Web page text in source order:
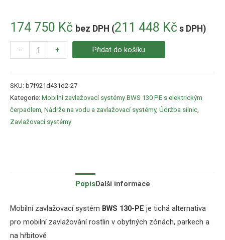
174 750 Kč bez DPH (211 448 Kč s DPH)
- + Přidat do košíku
SKU: b7f921d431d2-27
Kategorie: Mobilní zavlažovací systémy BWS 130 PE s elektrickým
čerpadlem Nádrže na vodu a zavlažovací systémy, Údržba silnic
Zavlažovací systémy
PopisDalší informace
Mobilní zavlažovací systém BWS 130-PE je tichá alternativa
pro mobilní zavlažování rostlin v obytných zónách, parkech a
na hřbitově